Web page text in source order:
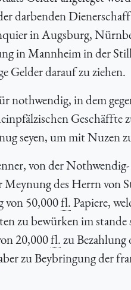
darbenden
in Augsburg,
in Mannheim in der
Gelder darauf zu ziehen.
nothwendig, in dem
Geschäffte
seyen, um mit Nuzen
von der
des Herrn von
von 50,000fl.Papiere,
zu bewürken im
20,000fl.zu Bezahlung
zu Beybringung der